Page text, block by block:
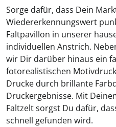
Sorge dafür, dass Dein
Wiedererkennungswert
Faltpavillon in unserer
individuellen Anstrich.
wir Dir darüber hinaus ein
fotorealistischen
Drucke durch brillante
Druckergebnisse. Mit
Faltzelt sorgst Du dafür,
schnell gefunden wird.